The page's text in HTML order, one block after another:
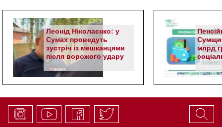
Леонід Ніколаєнко: у
Сумах проведуть
зустріч із мешканцями
після ворожого удару
млрд